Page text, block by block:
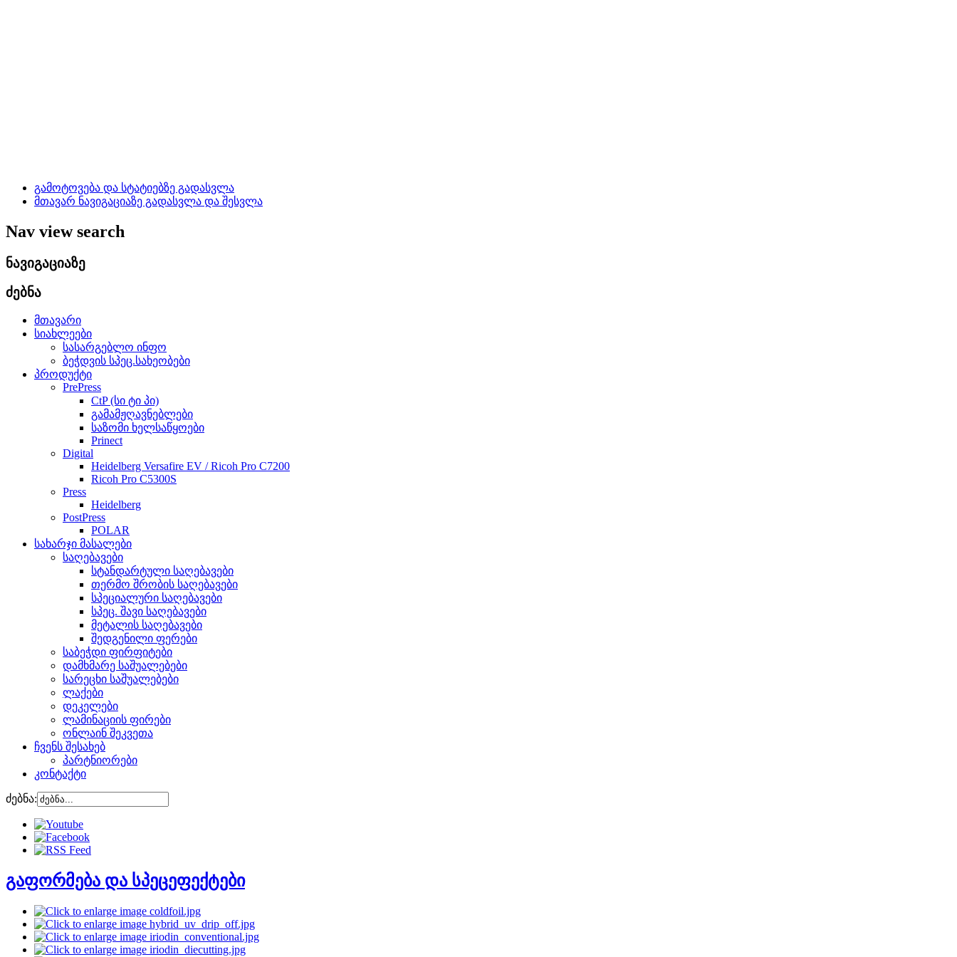
გამოტოვება და სტატიებზე გადასვლა
მთავარ ნავიგაციაზე გადასვლა და შესვლა
Nav view search
ნავიგაციაზე
ძებნა
მთავარი
სიახლეები
სასარგებლო ინფო
ბეჭდვის სპეც.სახეობები
პროდუქტი
PrePress
CtP (სი ტი პი)
გამამჟღავნებლები
საზომი ხელსაწყოები
Prinect
Digital
Heidelberg Versafire EV / Ricoh Pro C7200
Ricoh Pro C5300S
Press
Heidelberg
PostPress
POLAR
სახარჯი მასალები
საღებავები
სტანდარტული საღებავები
თერმო შრობის საღებავები
სპეციალური საღებავები
სპეც. შავი საღებავები
მეტალის საღებავები
შედგენილი ფერები
საბეჭდი ფირფიტები
დამხმარე საშუალებები
სარეცხი საშუალებები
ლაქები
დეკელები
ლამინაციის ფირები
ონლაინ შეკვეთა
ჩვენს შესახებ
პარტნიორები
კონტაქტი
ძებნა:
გაფორმება და სპეცეფექტები